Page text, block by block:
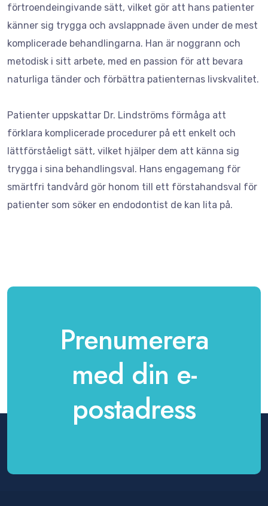
förtroendeingivande sätt, vilket gör att hans patienter
känner sig trygga och avslappnade även under de mest
komplicerade behandlingarna. Han är noggrann och
metodisk i sitt arbete, med en passion för att bevara
naturliga tänder och förbättra patienternas livskvalitet.
Patienter uppskattar Dr. Lindströms förmåga att
förklara komplicerade procedurer på ett enkelt och
lättförståeligt sätt, vilket hjälper dem att känna sig
trygga i sina behandlingsval. Hans engagemang för
smärtfri tandvård gör honom till ett förstahandsval för
patienter som söker en endodontist de kan lita på.
Prenumerera
med din e-
postadress